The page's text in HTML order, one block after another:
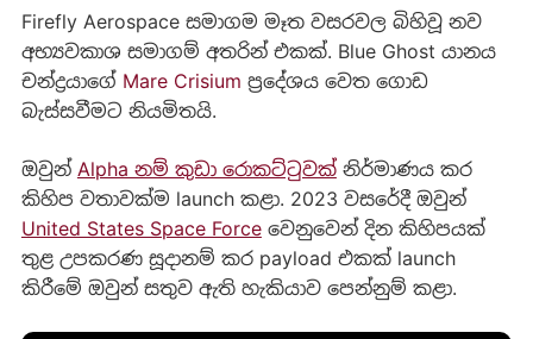
Firefly Aerospace සමාගම මෑත වසරවල බිහිවූ නව
අභ්‍යවකාශ සමාගම් අතරින් එකක්. Blue Ghost යානය
චන්ද්‍රයාගේ Mare Crisium ප්‍රදේශය වෙත ගොඩ
බැස්සවීමට නියමිතයි.
ඔවුන් Alpha නම් කුඩා රොකට්ටුවක්නිර්මාණය කර
කිහිප වතාවක්ම launch කළා. 2023 වසරේදී ඔවුන්
United States Space Forceවෙනුවෙන් දින කිහිපයක්
තුළ උපකරණ සූදානම් කර payload එකක් launch
කිරීමේ ඔවුන් සතුව ඇති හැකියාව පෙන්නුම් කළා.